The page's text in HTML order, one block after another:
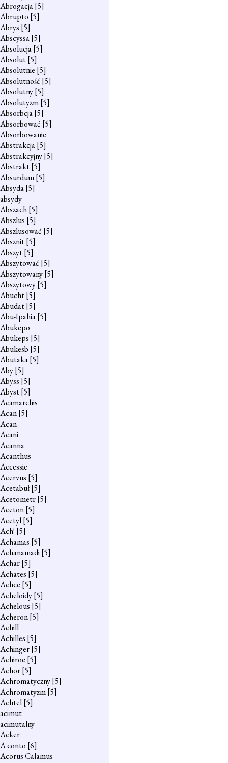
Abrogacja[5]
Abrupto [5]
Abrys [5]
Abscyssa[5]
Absolucja[5]
Absolut[5]
Absolutnie [5]
Absolutność [5]
Absolutny[5]
Absolutyzm[5]
Absorbcja[5]
Absorbować [5]
Absorbowanie
Abstrakcja[5]
Abstrakcyjny[5]
Abstrakt[5]
Absurdum[5]
Absyda[5]
absydy
Abszach[5]
Abszlus [5]
Abszlusować [5]
Absznit[5]
Abszyt[5]
Abszytować [5]
Abszytowany[5]
Abszytowy[5]
Abucht[5]
Abudat[5]
Abu-Ipahia[5]
Abukepo
Abukeps [5]
Abukesb [5]
Abutaka[5]
Aby[5]
Abyss [5]
Abyst[5]
Acamarchis
Acan[5]
Acan
Acani
Acanna
Acanthus
Accessie
Acervus [5]
Acetabuł[5]
Acetometr[5]
Aceton[5]
Acetyl[5]
Ach! [5]
Achamas [5]
Achanamadi[5]
Achar[5]
Achates [5]
Achce [5]
Acheloidy[5]
Achelous [5]
Acheron[5]
Achill
Achilles [5]
Achinger[5]
Achiroe [5]
Achor[5]
Achromatyczny[5]
Achromatyzm[5]
Achtel[5]
acimut
acimutalny
Acker
A conto [6]
Acorus Calamus